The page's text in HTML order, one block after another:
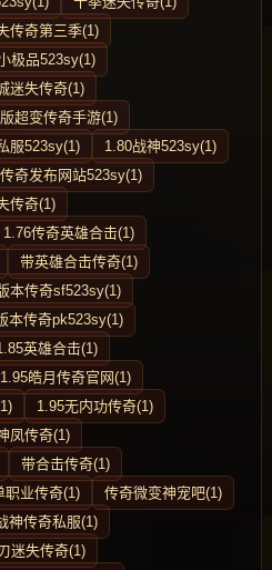
传奇第三季(1)
极品523sy(1)
迷失传奇(1)
超变传奇手游(1)
服523sy(1)
1.80战神523sy(1)
奇发布网站523sy(1)
传奇(1)
1.76传奇英雄合击(1)
带英雄合击传奇(1)
本传奇sf523sy(1)
本传奇pk523sy(1)
英雄合击(1)
1.95皓月传奇官网(1)
1.95无内功传奇(1)
凤传奇(1)
带合击传奇(1)
职业传奇(1)
传奇微变神宠吧(1)
神传奇私服(1)
迷失传奇(1)